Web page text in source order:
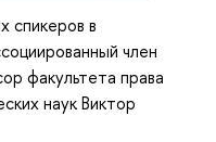
спикеров в
член
факультета права
наук Виктор